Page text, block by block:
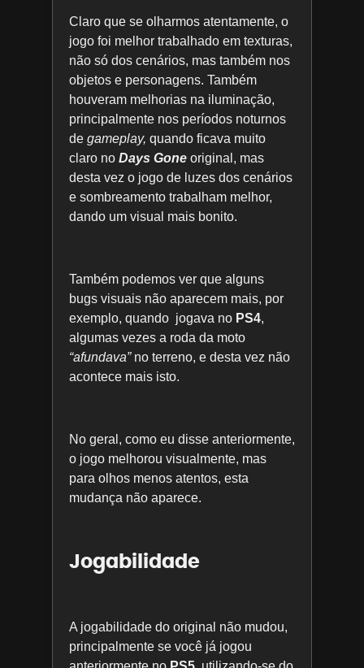
Claro que se olharmos atentamente, o
jogo foi melhor trabalhado em texturas,
não só dos cenários, mas também nos
objetos e personagens. Também
houveram melhorias na iluminação,
principalmente nos períodos noturnos
de gameplay, quando ficava muito
claro no Days Gone original, mas
desta vez o jogo de luzes dos cenários
e sombreamento trabalham melhor,
dando um visual mais bonito.
Também podemos ver que alguns
bugs visuais não aparecem mais, por
exemplo, quando jogava no PS4,
algumas vezes a roda da moto
“afundava”no terreno, e desta vez não
acontece mais isto.
No geral, como eu disse anteriormente,
o jogo melhorou visualmente, mas
para olhos menos atentos, esta
mudança não aparece.
Jogabilidade
A jogabilidade do original não mudou,
principalmente se você já jogou